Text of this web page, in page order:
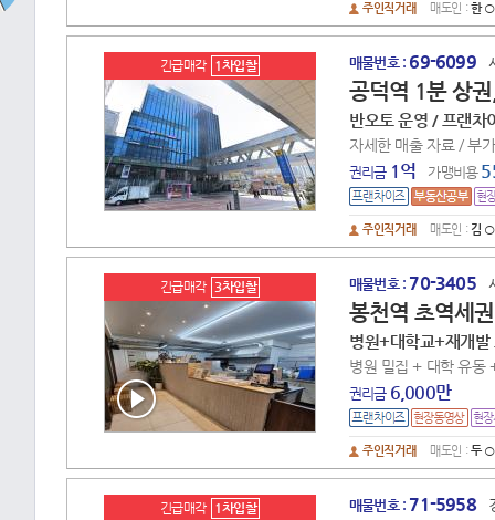
주인직거래 매도인 :한
긴급매각 1차입찰 매물번호 : 69-6099
공덕역 1분 상
반오토 운영 / 프랜차
자세한 매출 자료 / 부
권리금 1억 가맹비용
주인직거래 매도인 : 김
긴급매각 3차입찰 매물번호 : 70-3405
봉천역 초역세
병원+대학교+재개
병원 밀집 + 대학 유동
권리금 6,000만
주인직거래 매도인 :두
긴급매각 1차입찰 매물번호 : 71-5958